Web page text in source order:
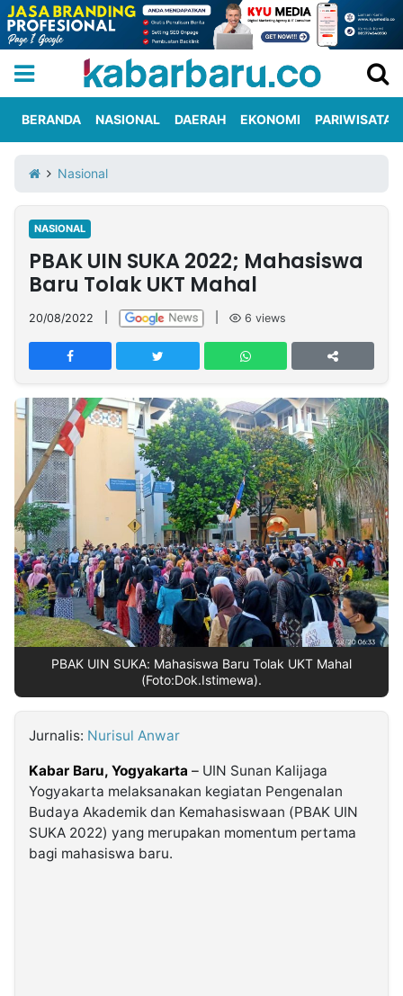
Iklan
Berita
Kami
Nasional
International
Olahraga
Entertainment
Daerah
Pariwisata
Kuliner
Kolom
Network
PT
TREETAN
MULTIMEDIA
INDONESIA
Partner
Insight
NTB
Suara
Time
Lens
IDN
Daily
Jogja
Jalan
Rakyat
Idealita
News
Kita
Notice
Dinamikapost.com
Radar
Baru
Seedbacklink
Follow
Kabarbaru
Kabarbaru.co
BERANDA NASIONAL DAERAH EKONOMI PARIWISATA
Nasional
NASIONAL
PBAK UIN SUKA 2022; Mahasiswa
Baru Tolak UKT Mahal
20/08/2022 6 views
PBAK UIN SUKA: Mahasiswa Baru Tolak UKT Mahal
(Foto:Dok.Istimewa).
Jurnalis: Nurisul Anwar
Kabar Baru, Yogyakarta – UIN Sunan Kalijaga
Yogyakarta melaksanakan kegiatan Pengenalan
Budaya Akademik dan Kemahasiswaan (PBAK UIN
SUKA 2022) yang merupakan momentum pertama
bagi mahasiswa baru.